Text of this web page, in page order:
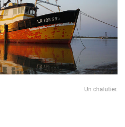
Un chalutier.